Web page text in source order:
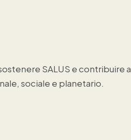
SALUS e contribuire a
sociale e planetario.